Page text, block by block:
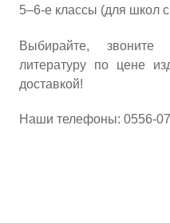
5–6-е классы (для школ
Выбирайте,
литературу по цене
доставкой!
Наши телефоны: 0556-